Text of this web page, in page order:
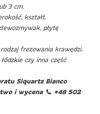
3 cm.
kształt.
płytę
frezowania krawędzi.
czy inna część
Siquartz Bianco
i wycena📞 +48 502